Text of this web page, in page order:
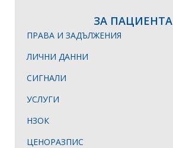
ЗА ПАЦИЕНТА
ПРАВА И ЗАДЪЛЖЕНИЯ
ЛИЧНИ ДАННИ
СИГНАЛИ
УСЛУГИ
НЗОК
ЦЕНОРАЗПИС